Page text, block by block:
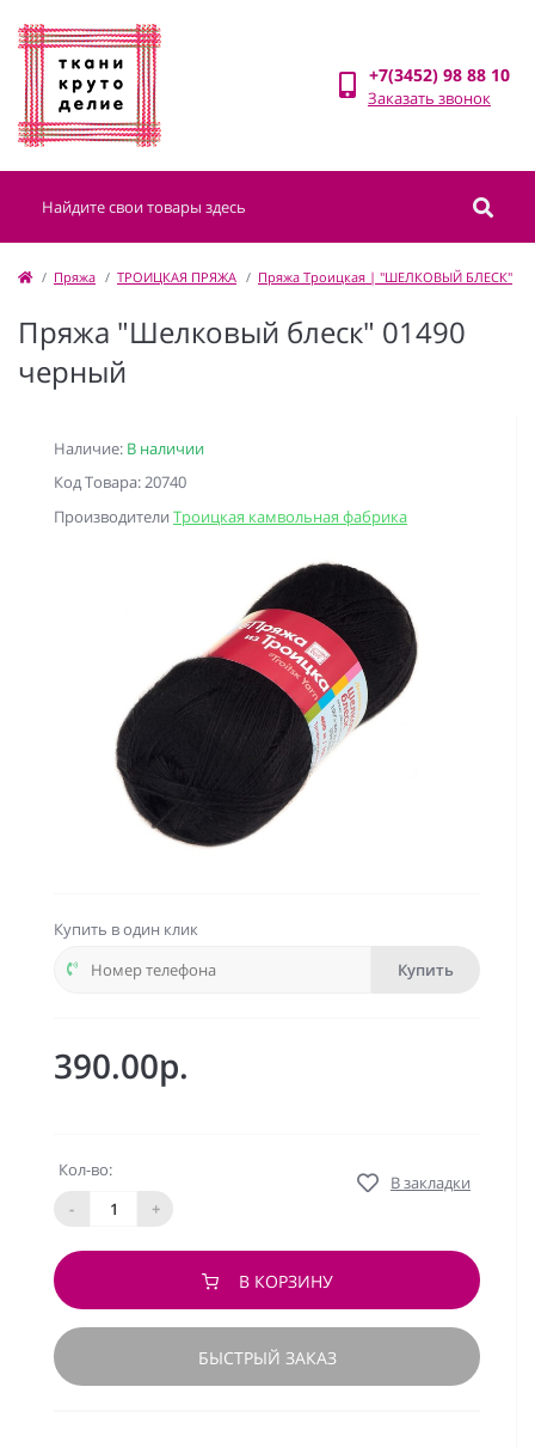
+7(3452) 98 88 10
Заказать звонок
Пряжа ТРОИЦКАЯ ПРЯЖА Пряжа Троицкая | "ШЕЛКОВЫЙ БЛЕСК"
Пряжа "Шелковый блеск" 01490
черный
Наличие: В наличии
Код Товара: 20740
Производители Троицкая камвольная фабрика
Купить в один клик
Купить
390.00р.
Кол-во:
-
+
В закладки
В КОРЗИНУ
БЫСТРЫЙ ЗАКАЗ